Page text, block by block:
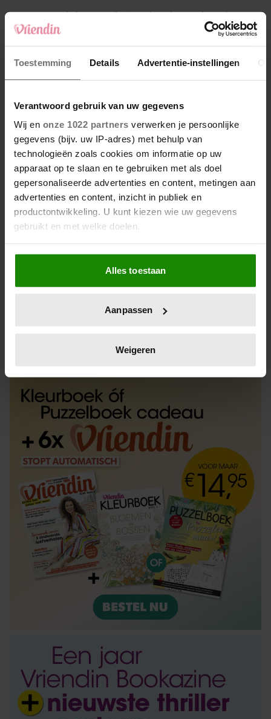
Toestemming Details Advertentie-instellingen
Verantwoord gebruik van uw gegevens
Wij en onze 1022 partners verwerken je persoonlijke
gegevens (bijv. uw IP-adres) met behulp van
technologieën zoals cookies om informatie op uw
apparaat op te slaan en te gebruiken met als doel
gepersonaliseerde advertenties en content, metingen aan
advertenties en content, inzicht in publiek en
productontwikkeling. U kunt kiezen wie uw gegevens
gebruikt en met welke doelen.
Als u het toestaat, willen we ook graag:
Informatie verzamelen over uw geografische
locatie, die tot een paar meter nauwkeurig kan zijn
scannen op specifieke eigenschappen (fingerprinting)
verwerkt en stel uw voorkeuren in het
intrekken in de Cookieverklaring.
We gebruiken cookies om content en advertenties te
personaliseren, om functies voor social media te bieden
en om ons websiteverkeer te analyseren. Ook delen we
informatie over uw gebruik van onze site met onze
partners voor social media, adverteren en analyse. Deze
partners kunnen deze gegevens combineren met andere
informatie die u aan ze heeft verstrekt of die ze hebben
verzameld op basis van uw gebruik van hun services. U
gaat akkoord met onze cookies als u onze website blijft
gebruiken.
Alles toestaan
Aanpassen
Weigeren
4 Makelaar Mandy: ‘Een bericht van de BN’er.
Een foto. Mijn lijf reageert’
5 Makelaar Mandy: ‘Vrijdagavond belde Bart.
Hij sprak eng kalm’
Nieuw